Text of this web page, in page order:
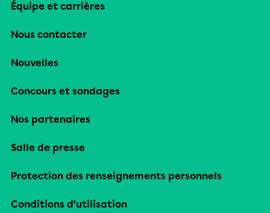
Équipe et carrières
Nous contacter
Nouvelles
Concours et sondages
Nos partenaires
Salle de presse
Protection des renseignements personnels
Conditions d’utilisation